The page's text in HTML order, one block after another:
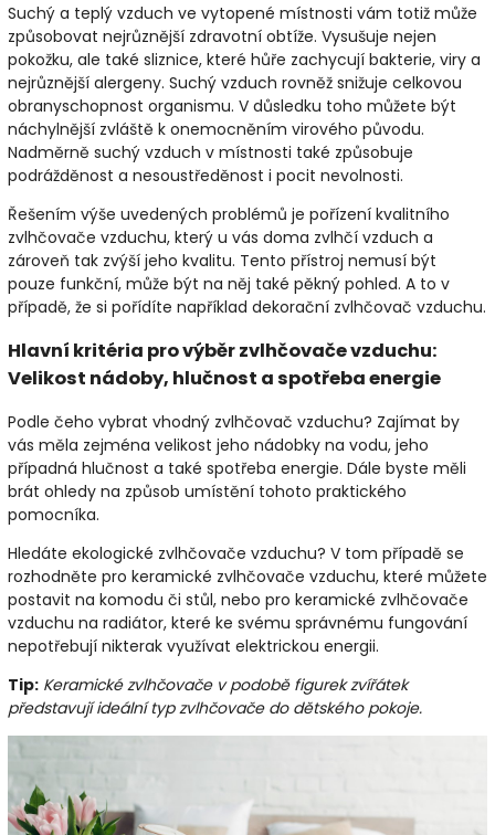
Suchý a teplý vzduch ve vytopené místnosti vám totiž může
způsobovat nejrůznější zdravotní obtíže. Vysušuje nejen
pokožku, ale také sliznice, které hůře zachycují bakterie, viry a
nejrůznější alergeny. Suchý vzduch rovněž snižuje celkovou
obranyschopnost organismu. V důsledku toho můžete být
náchylnější zvláště k onemocněním virového původu.
Nadměrně suchý vzduch v místnosti také způsobuje
podrážděnost a nesoustředěnost i pocit nevolnosti.
Řešením výše uvedených problémů je pořízení kvalitního
zvlhčovače vzduchu, který u vás doma zvlhčí vzduch a
zároveň tak zvýší jeho kvalitu. Tento přístroj nemusí být
pouze funkční, může být na něj také pěkný pohled. A to v
případě, že si pořídíte například dekorační zvlhčovač vzduchu.
Hlavní kritéria pro výběr zvlhčovače vzduchu:
Velikost nádoby, hlučnost a spotřeba energie
Podle čeho vybrat vhodný zvlhčovač vzduchu? Zajímat by
vás měla zejména velikost jeho nádobky na vodu, jeho
případná hlučnost a také spotřeba energie. Dále byste měli
brát ohledy na způsob umístění tohoto praktického
pomocníka.
Hledáte ekologické zvlhčovače vzduchu? V tom případě se
rozhodněte pro keramické zvlhčovače vzduchu, které můžete
postavit na komodu či stůl, nebo pro keramické zvlhčovače
vzduchu na radiátor, které ke svému správnému fungování
nepotřebují nikterak využívat elektrickou energii.
Tip: Keramické zvlhčovače v podobě figurek zvířátek
představují ideální typ zvlhčovače do dětského pokoje.